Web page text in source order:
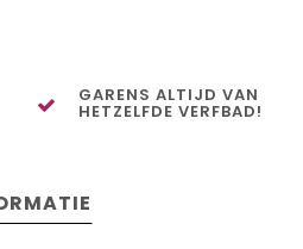
GARENS ALTIJD VAN
HETZELFDE VERFBAD!